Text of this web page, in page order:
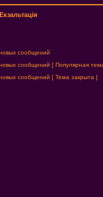
Екзальтація
сообщений
сообщений [ Популярная
сообщений [ Тема закрыта ]